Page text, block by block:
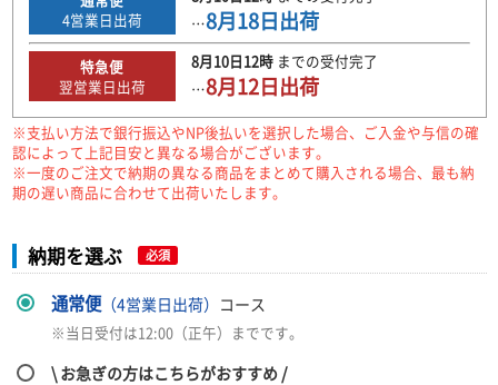
4営業日出荷
…8月18日出荷
特急便
翌営業日出荷
8月10日12時までの受付完了
…8月12日出荷
※支払い方法で銀行振込やNP後払いを選択した場合、ご入金や与信の確
認によって上記目安と異なる場合がございます。
※一度のご注文で納期の異なる商品をまとめて購入される場合、最も納
期の遅い商品に合わせて出荷いたします。
納期を選ぶ 必須
通常便（4営業日出荷） コース
※当日受付は12:00（正午）までです。
\ お急ぎの方はこちらがおすすめ /